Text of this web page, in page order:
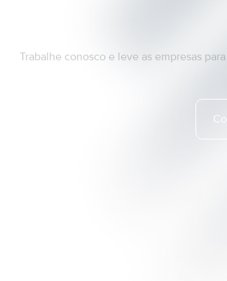
Trabalhe conosco e leve as empresas